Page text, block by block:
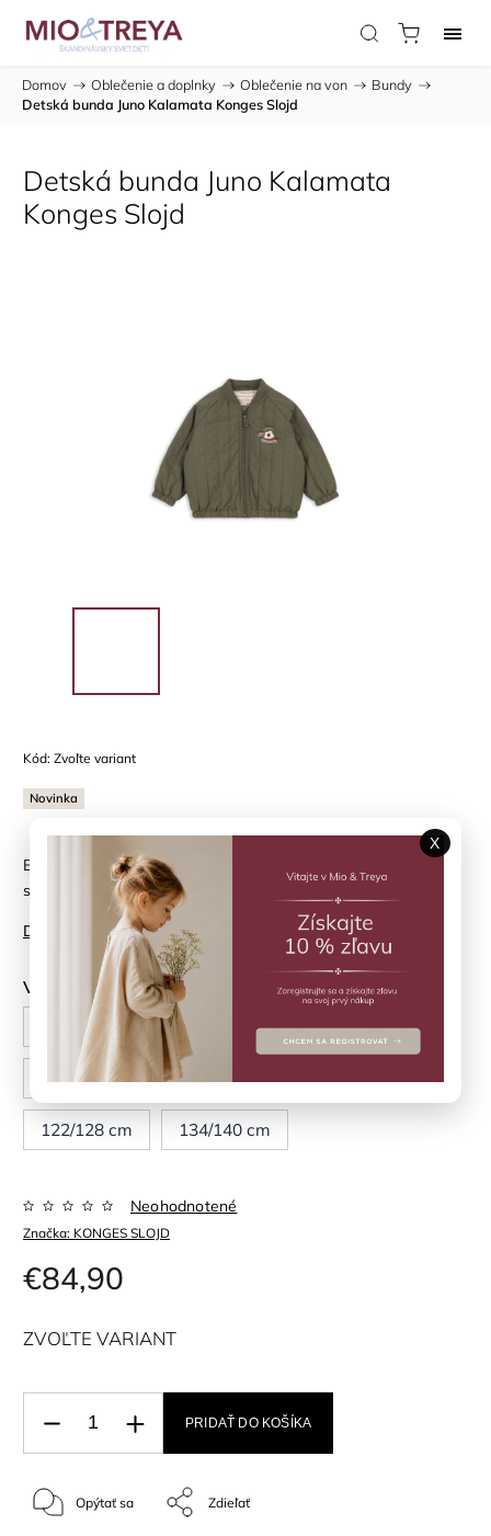
Domov / Oblečenie a doplnky / Oblečenie na von / Bundy /
Detská bunda Juno Kalamata Konges Slojd
Detská bunda Juno Kalamata
Konges Slojd
Kód: Zvoľte variant
Novinka
Bombera Juno -nadčasová termo bunda, ktorá patrí medzi
stálice značky Konges Sløjd.
Detailné informácie
Veľkosť
80 cm
86 cm 92 cm 98 cm
104 cm 110 cm 116 cm
122/128 cm 134/140 cm
Značka: KONGES SLOJD
Neohodnotené
€84,90
ZVOĽTE VARIANT
PRIDAŤ DO KOŠÍKA
Opýtať sa Zdieľať
X